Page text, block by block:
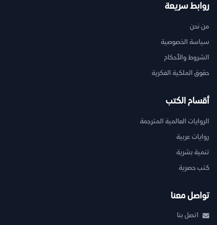
روابط سريعة
من نحن
سياسة الخصوصية
الشروط والأحكام
حقوق الملكية الفكرية
أقسام الكتب
الروايات العالمية المترجمة
روايات عربية
تنمية بشرية
كتب حصرية
تواصل معنا
اتصل بنا